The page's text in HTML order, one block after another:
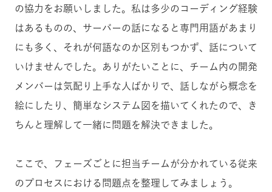
の協力をお願いしました。私は多少のコーディング経験
はあるものの、サーバーの話になると専門用語があまり
にも多く、それが何語なのか区別もつかず、話について
いけませんでした。ありがたいことに、チーム内の開発
メンバーは気配り上手な人ばかりで、話しながら概念を
絵にしたり、簡単なシステム図を描いてくれたので、き
ちんと理解して一緒に問題を解決できました。
ここで、フェーズごとに担当チームが分かれている従来
のプロセスにおける問題点を整理してみましょう。